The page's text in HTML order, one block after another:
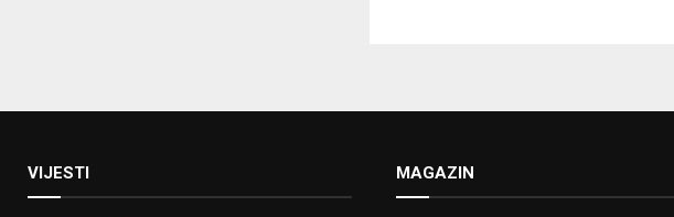
VIJESTI MAGAZIN